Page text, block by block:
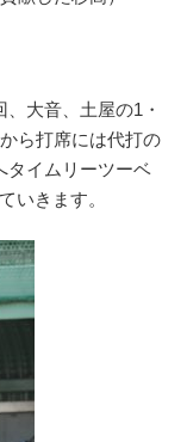
大音、土屋の1・
ら打席には代打の
タイムリーツーベ
いきます。